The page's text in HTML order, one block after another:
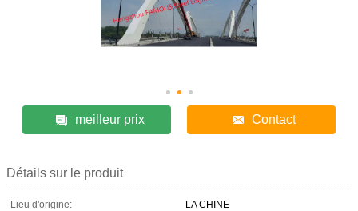
meilleur prix Contact
Détails sur le produit
Lieu d'origine:
LA CHINE